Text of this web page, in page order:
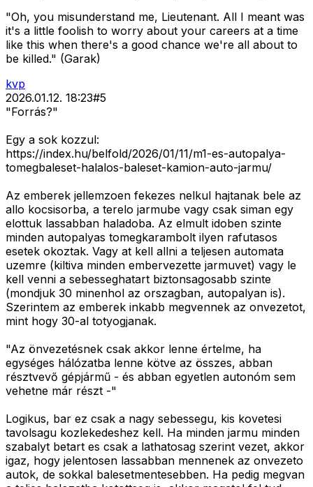
"Oh, you misunderstand me, Lieutenant. All I meant was
it's a little foolish to worry about your careers at a time
like this when there's a good chance we're all about to
be killed." (Garak)
kvp
2026.01.12. 18:23#5
"Forrás?"
Egy a sok kozzul:
https://index.hu/belfold/2026/01/11/m1-es-autopalya-
tomegbaleset-halalos-baleset-kamion-auto-jarmu/
Az emberek jellemzoen fekezes nelkul hajtanak bele az
allo kocsisorba, a terelo jarmube vagy csak siman egy
elottuk lassabban haladoba. Az elmult idoben szinte
minden autopalyas tomegkarambolt ilyen rafutasos
esetek okoztak. Vagy at kell allni a teljesen automata
uzemre (kiltiva minden embervezette jarmuvet) vagy le
kell venni a sebesseghatart biztonsagosabb szinte
(mondjuk 30 minenhol az orszagban, autopalyan is).
Szerintem az emberek inkabb megvennek az onvezetot,
mint hogy 30-al totyogjanak.
"Az önvezetésnek csak akkor lenne értelme, ha
egységes hálózatba lenne kötve az összes, abban
résztvevő gépjármű - és abban egyetlen autonóm sem
vehetne már részt -"
Logikus, bar ez csak a nagy sebessegu, kis kovetesi
tavolsagu kozlekedeshez kell. Ha minden jarmu minden
szabalyt betart es csak a lathatosag szerint vezet, akkor
igaz, hogy jelentosen lassabban mennenek az onvezeto
autok, de sokkal balesetmentesebben. Ha pedig megvan